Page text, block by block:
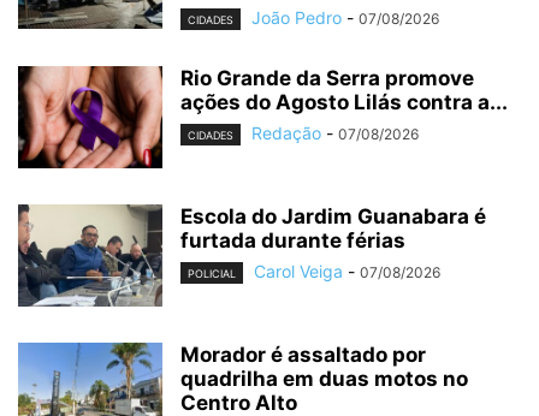
CIDADES João Pedro - 07/08/2026
Rio Grande da Serra promove
ações do Agosto Lilás contra a...
CIDADES Redação - 07/08/2026
Escola do Jardim Guanabara é
furtada durante férias
POLICIAL Carol Veiga - 07/08/2026
Morador é assaltado por
quadrilha em duas motos no
Centro Alto